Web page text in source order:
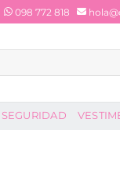
098 772 818
SEGURIDAD